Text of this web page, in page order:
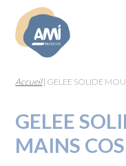
Accueil| GELEE SOLIDE
GELEE
MAINS